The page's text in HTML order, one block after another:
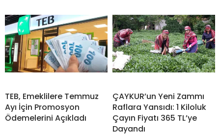
TEB, Emeklilere Temmuz
Ayı İçin Promosyon
Ödemelerini Açıkladı
ÇAYKUR’un Yeni Zammı
Raflara Yansıdı: 1 Kiloluk
Çayın Fiyatı 365 TL’ye
Dayandı